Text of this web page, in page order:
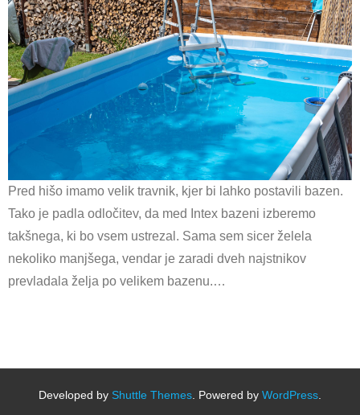
Pred hišo imamo velik travnik, kjer bi lahko postavili bazen.
Tako je padla odločitev, da med Intex bazeni izberemo
takšnega, ki bo vsem ustrezal. Sama sem sicer želela
nekoliko manjšega, vendar je zaradi dveh najstnikov
prevladala želja po velikem bazenu.…
Developed by Shuttle Themes . Powered by WordPress